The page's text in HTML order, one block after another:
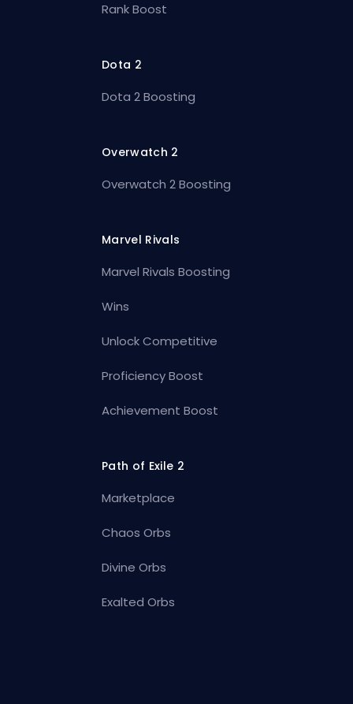
Rank Boost
Dota 2
Dota 2 Boosting
Overwatch 2
Overwatch 2 Boosting
Marvel Rivals
Marvel Rivals Boosting
Wins
Unlock Competitive
Proficiency Boost
Achievement Boost
Path of Exile 2
Marketplace
Chaos Orbs
Divine Orbs
Exalted Orbs